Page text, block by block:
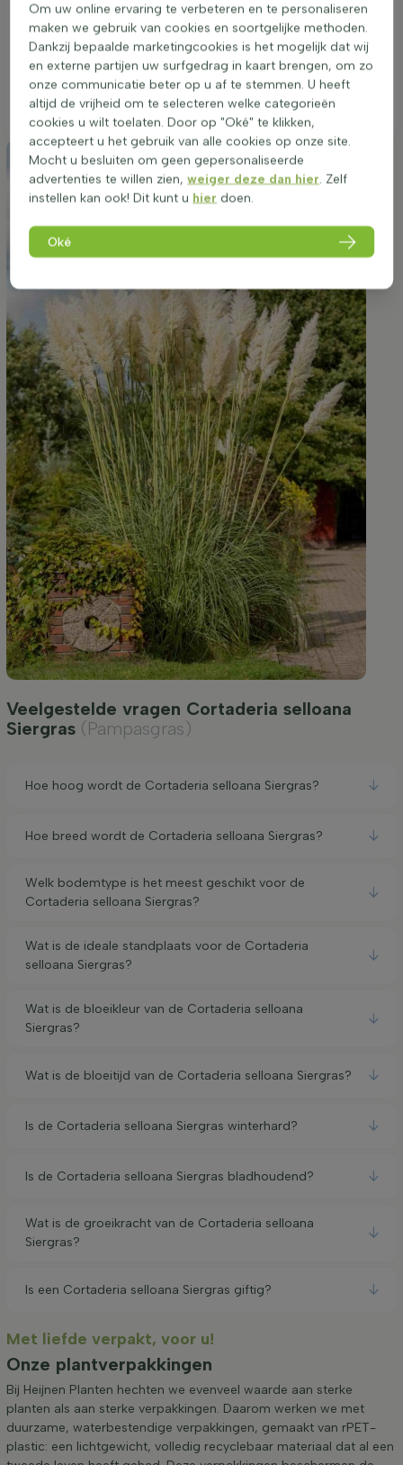
september. De juiste standplaats draagt bij aan een
gezondere plant met een mooiere bladkleur. Cortaderia
selloana is droogtetolerant en bestand tegen zeewind,
waardoor het een veelzijdige keuze is voor de tuin. Deze
siergrasplant kan worden gebruikt in borders, als solitair of in
groepsbeplanting.
Veelgestelde vragen Cortaderia selloana
Siergras (Pampasgras)
Hoe hoog wordt de Cortaderia selloana Siergras?
Hoe breed wordt de Cortaderia selloana Siergras?
Welk bodemtype is het meest geschikt voor de
Cortaderia selloana Siergras?
Wat is de ideale standplaats voor de Cortaderia
selloana Siergras?
Wat is de bloeikleur van de Cortaderia selloana
Siergras?
Wat is de bloeitijd van de Cortaderia selloana Siergras?
Is de Cortaderia selloana Siergras winterhard?
Is de Cortaderia selloana Siergras bladhoudend?
Wat is de groeikracht van de Cortaderia selloana
Siergras?
Is een Cortaderia selloana Siergras giftig?
Met liefde verpakt, voor u!
Onze plantverpakkingen
Bij Heijnen Planten hechten we evenveel waarde aan sterke
planten als aan sterke verpakkingen. Daarom werken we met
duurzame, waterbestendige verpakkingen, gemaakt van rPET-
plastic: een lichtgewicht, volledig recyclebaar materiaal dat al een
Om uw online ervaring te verbeteren en te personaliseren
maken we gebruik van cookies en soortgelijke methoden.
Dankzij bepaalde marketingcookies is het mogelijk dat wij
en externe partijen uw surfgedrag in kaart brengen, om zo
onze communicatie beter op u af te stemmen. U heeft
altijd de vrijheid om te selecteren welke categorieën
cookies u wilt toelaten. Door op "Oké" te klikken,
accepteert u het gebruik van alle cookies op onze site.
Mocht u besluiten om geen gepersonaliseerde
advertenties te willen zien,weiger deze dan hier. Zelf
instellen kan ook! Dit kunt u hier doen.
Oké